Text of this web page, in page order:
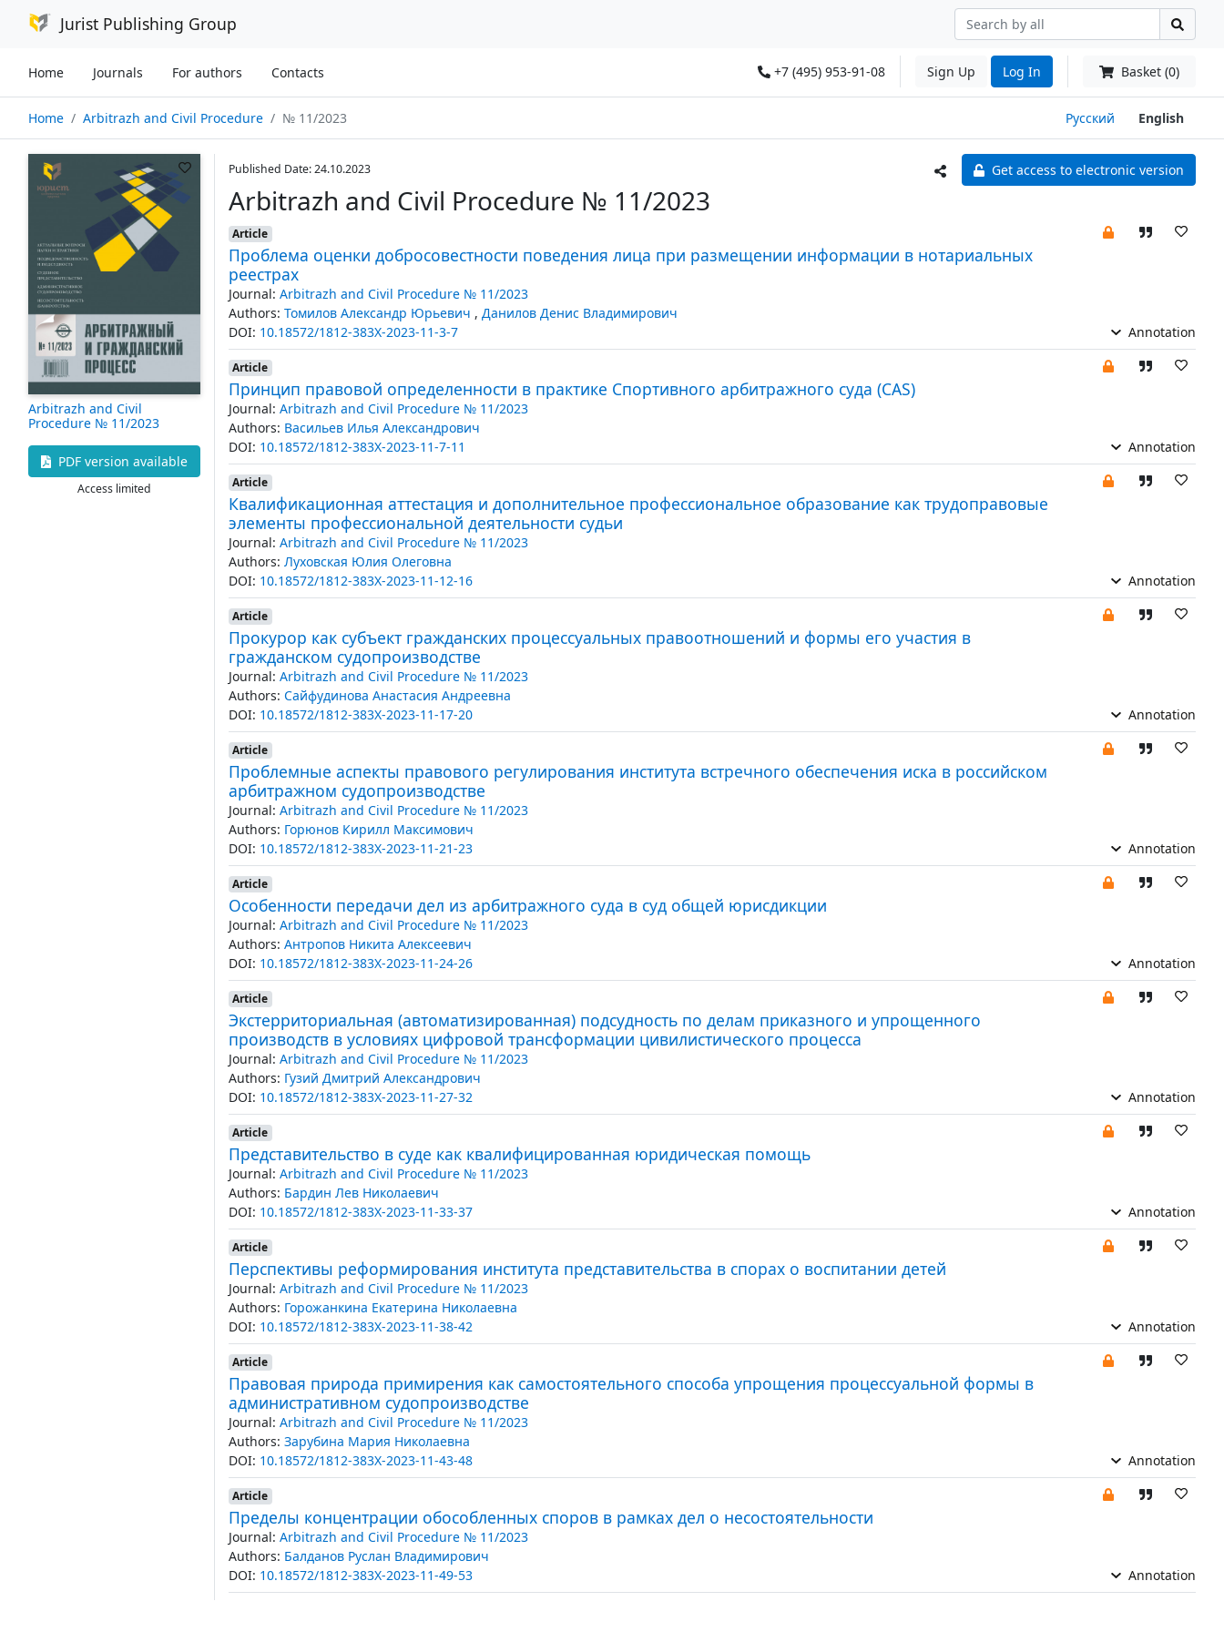
Jurist Publishing Group
Home Journals For authors Contacts +7 (495) 953-91-08 Sign Up Log In Basket (0)
Home Arbitrazh and Civil Procedure № 11/2023 Русский English
Arbitrazh and Civil
Procedure № 11/2023
PDF version available
Access limited
Published Date: 24.10.2023 Get access to electronic version
Arbitrazh and Civil Procedure № 11/2023
Article
Проблема оценки добросовестности поведения лица при размещении информации в нотариальных
реестрах
Journal: Arbitrazh and Civil Procedure № 11/2023
Authors: Томилов Александр Юрьевич , Данилов Денис Владимирович
DOI: 10.18572/1812-383X-2023-11-3-7 Annotation
Article
Принцип правовой определенности в практике Спортивного арбитражного суда (CAS)
Journal: Arbitrazh and Civil Procedure № 11/2023
Authors: Васильев Илья Александрович
DOI: 10.18572/1812-383X-2023-11-7-11 Annotation
Article
Квалификационная аттестация и дополнительное профессиональное образование как трудоправовые
элементы профессиональной деятельности судьи
Journal: Arbitrazh and Civil Procedure № 11/2023
Authors: Луховская Юлия Олеговна
DOI: 10.18572/1812-383X-2023-11-12-16 Annotation
Article
Прокурор как субъект гражданских процессуальных правоотношений и формы его участия в
гражданском судопроизводстве
Journal: Arbitrazh and Civil Procedure № 11/2023
Authors: Сайфудинова Анастасия Андреевна
DOI: 10.18572/1812-383X-2023-11-17-20 Annotation
Article
Проблемные аспекты правового регулирования института встречного обеспечения иска в российском
арбитражном судопроизводстве
Journal: Arbitrazh and Civil Procedure № 11/2023
Authors: Горюнов Кирилл Максимович
DOI: 10.18572/1812-383X-2023-11-21-23 Annotation
Article
Особенности передачи дел из арбитражного суда в суд общей юрисдикции
Journal: Arbitrazh and Civil Procedure № 11/2023
Authors: Антропов Никита Алексеевич
DOI: 10.18572/1812-383X-2023-11-24-26 Annotation
Article
Экстерриториальная (автоматизированная) подсудность по делам приказного и упрощенного
производств в условиях цифровой трансформации цивилистического процесса
Journal: Arbitrazh and Civil Procedure № 11/2023
Authors: Гузий Дмитрий Александрович
DOI: 10.18572/1812-383X-2023-11-27-32 Annotation
Article
Представительство в суде как квалифицированная юридическая помощь
Journal: Arbitrazh and Civil Procedure № 11/2023
Authors: Бардин Лев Николаевич
DOI: 10.18572/1812-383X-2023-11-33-37 Annotation
Article
Перспективы реформирования института представительства в спорах о воспитании детей
Journal: Arbitrazh and Civil Procedure № 11/2023
Authors: Горожанкина Екатерина Николаевна
DOI: 10.18572/1812-383X-2023-11-38-42 Annotation
Article
Правовая природа примирения как самостоятельного способа упрощения процессуальной формы в
административном судопроизводстве
Journal: Arbitrazh and Civil Procedure № 11/2023
Authors: Зарубина Мария Николаевна
DOI: 10.18572/1812-383X-2023-11-43-48 Annotation
Article
Пределы концентрации обособленных споров в рамках дел о несостоятельности
Journal: Arbitrazh and Civil Procedure № 11/2023
Authors: Балданов Руслан Владимирович
DOI: 10.18572/1812-383X-2023-11-49-53 Annotation